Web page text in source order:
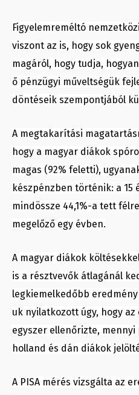
Figyelemreméltó
viszont az is, hogy sok
magáról, hogy tudja,
ő pénzügyi műveltségük
döntéseik szempontjából
A megtakarítási
hogy a magyar diákok
magas (92% feletti),
készpénzben történik: a 15
mindössze 44,1%-a tett
megelőző egy évben.
A magyar diákok
is a résztvevők átlagánál
legkiemelkedőbb
uk nyilatkozott úgy, hogy
egyszer ellenőrizte, mennyi
holland és dán diákok
A PISA mérés vizsgálta az